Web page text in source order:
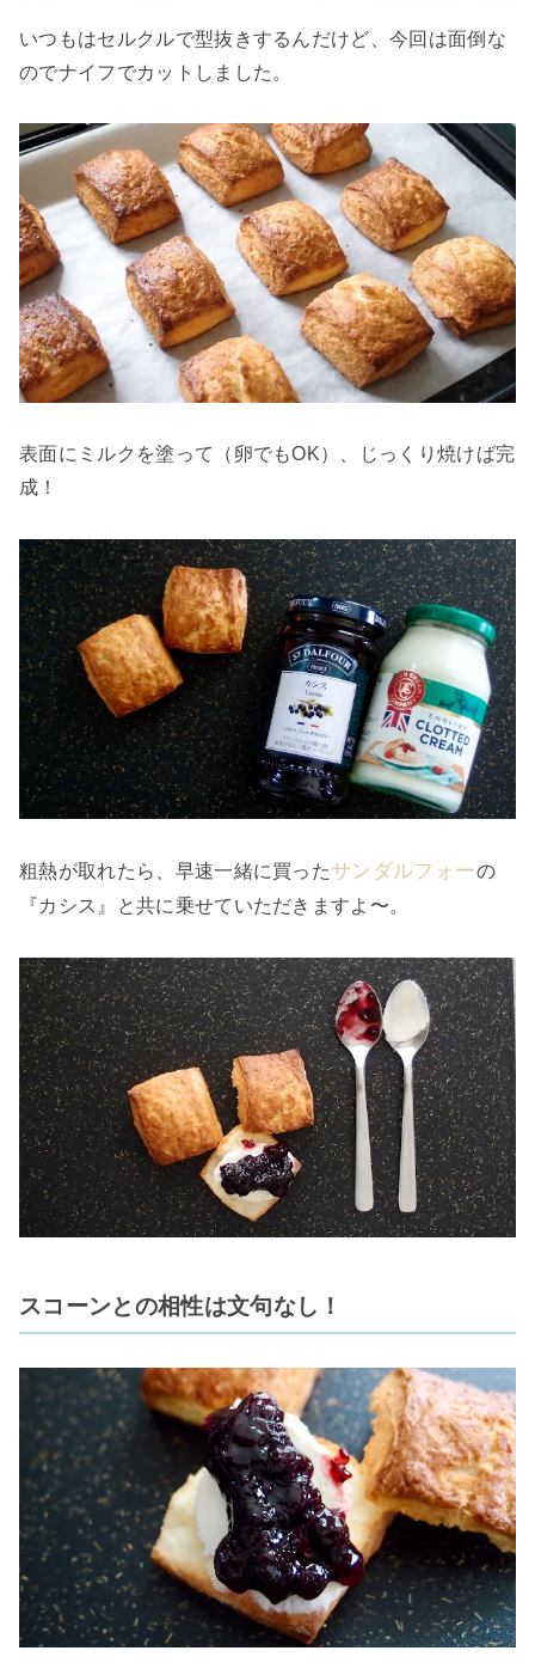
いつもはセルクルで型抜きするんだけど、今回は面倒な
のでナイフでカットしました。
表面にミルクを塗って（卵でもOK）、じっくり焼けば完
成！
粗熱が取れたら、早速一緒に買ったサンダルフォーの
『カシス』と共に乗せていただきますよ〜。
スコーンとの相性は文句なし！